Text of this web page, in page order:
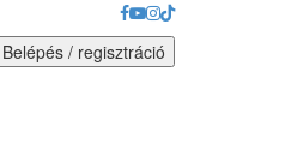
Belépés / regisztráció